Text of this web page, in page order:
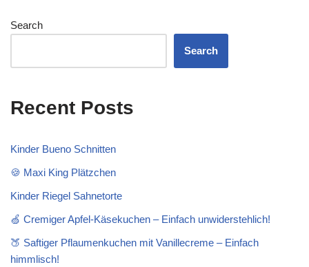
Search
Search
Recent Posts
Kinder Bueno Schnitten
🍪 Maxi King Plätzchen
Kinder Riegel Sahnetorte
🍏 Cremiger Apfel-Käsekuchen – Einfach unwiderstehlich!
🍑 Saftiger Pflaumenkuchen mit Vanillecreme – Einfach
himmlisch!